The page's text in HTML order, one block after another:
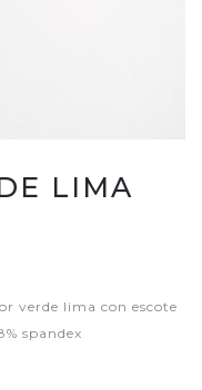
LIMA
verde lima con escote
spandex